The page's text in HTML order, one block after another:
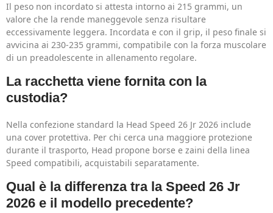
Il peso non incordato si attesta intorno ai 215 grammi, un
valore che la rende maneggevole senza risultare
eccessivamente leggera. Incordata e con il grip, il peso finale si
avvicina ai 230-235 grammi, compatibile con la forza muscolare
di un preadolescente in allenamento regolare.
La racchetta viene fornita con la
custodia?
Nella confezione standard la Head Speed 26 Jr 2026 include
una cover protettiva. Per chi cerca una maggiore protezione
durante il trasporto, Head propone borse e zaini della linea
Speed compatibili, acquistabili separatamente.
Qual è la differenza tra la Speed 26 Jr
2026 e il modello precedente?